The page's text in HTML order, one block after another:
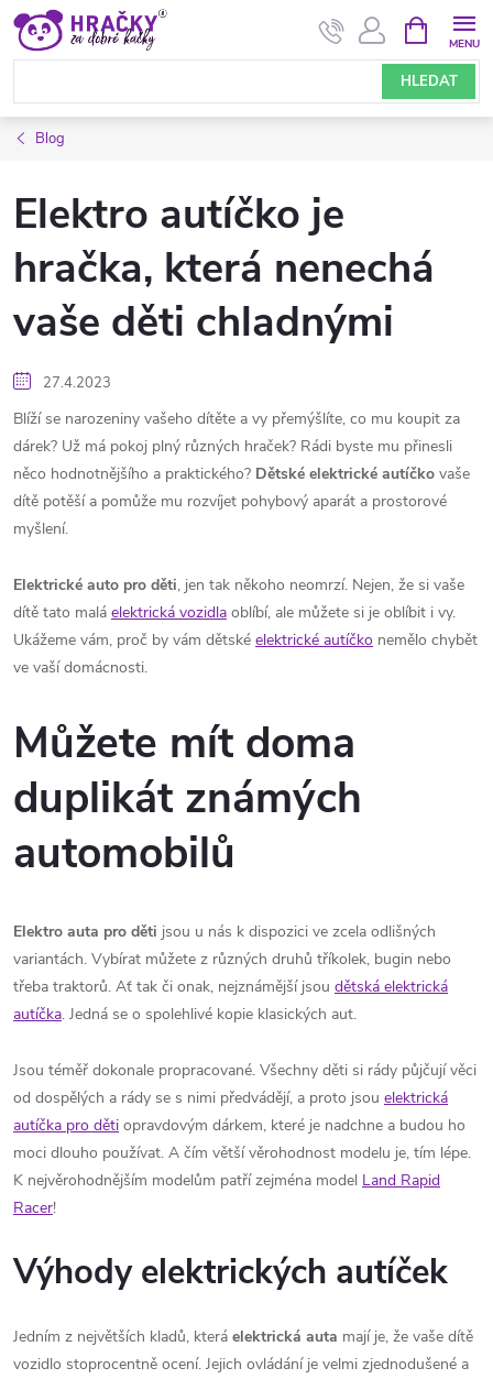
Přejít
obsah
HLEDAT
NÁKUPNÍ
KOŠÍK
Blog
Elektro autíčko je
hračka, která nenechá
vaše děti chladnými
27.4.2023
Blíží se narozeniny vašeho dítěte a vy přemýšlíte, co mu koupit za
dárek? Už má pokoj plný různých hraček? Rádi byste mu přinesli
něco hodnotnějšího a praktického? Dětské elektrické autíčko vaše
dítě potěší a pomůže mu rozvíjet pohybový aparát a prostorové
myšlení.
Elektrické auto pro děti, jen tak někoho neomrzí. Nejen, že si vaše
dítě tato malá elektrická vozidla oblíbí, ale můžete si je oblíbit i vy.
Ukážeme vám, proč by vám dětské elektrické autíčko nemělo chybět
ve vaší domácnosti.
Můžete mít doma
duplikát známých
automobilů
Elektro auta pro děti jsou u nás k dispozici ve zcela odlišných
variantách. Vybírat můžete z různých druhů tříkolek, bugin nebo
třeba traktorů. Ať tak či onak, nejznámější jsou dětská elektrická
autíčka. Jedná se o spolehlivé kopie klasických aut.
Jsou téměř dokonale propracované. Všechny děti si rády půjčují věci
od dospělých a rády se s nimi předvádějí, a proto jsou elektrická
autíčka pro děti opravdovým dárkem, které je nadchne a budou ho
moci dlouho používat. A čím větší věrohodnost modelu je, tím lépe.
K nejvěrohodnějším modelům patří zejména model Land Rapid
Racer!
Výhody elektrických autíček
Jedním z největších kladů, která elektrická auta mají je, že vaše dítě
vozidlo stoprocentně ocení. Jejich ovládání je velmi zjednodušené a